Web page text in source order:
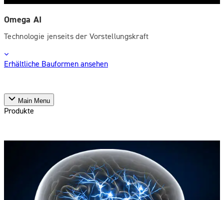
Omega AI
Technologie jenseits der Vorstellungskraft
Erhältliche Bauformen ansehen
Main Menu
Produkte